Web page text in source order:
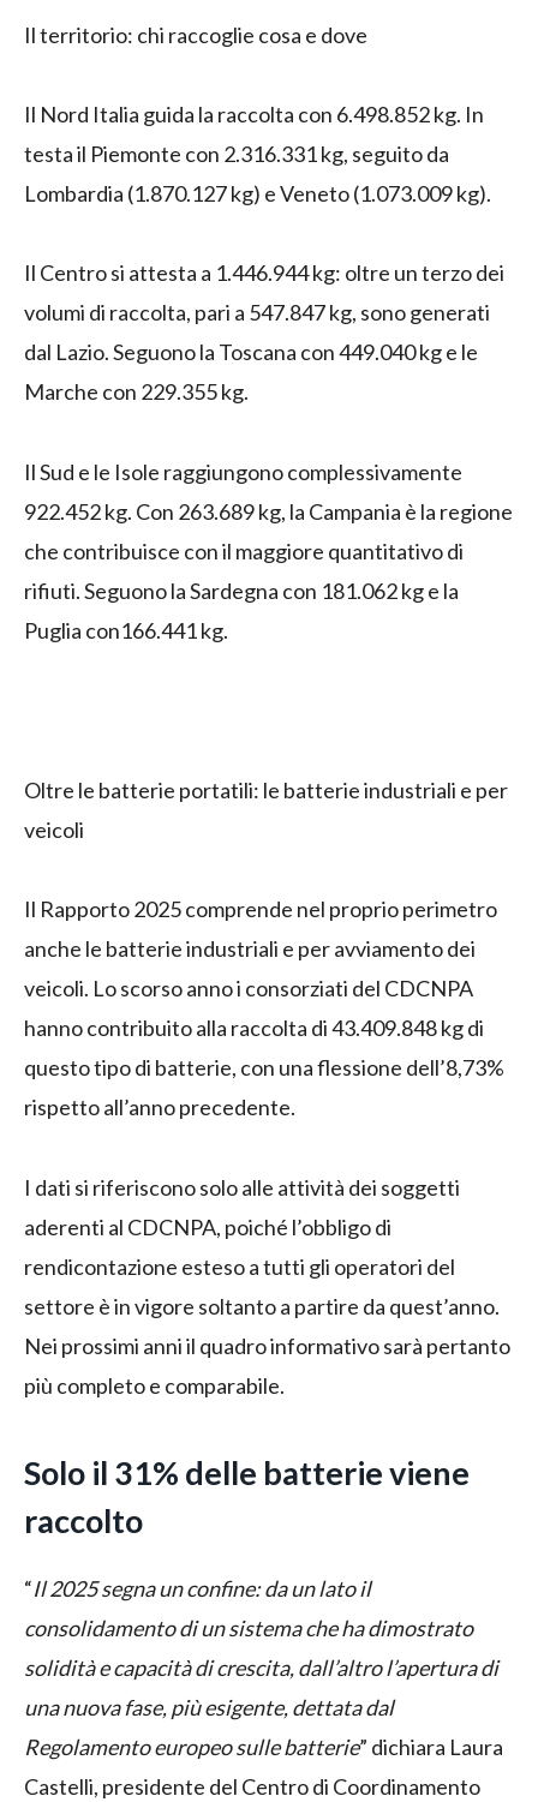
Il territorio: chi raccoglie cosa e dove
Il Nord Italia guida la raccolta con 6.498.852 kg. In
testa il Piemonte con 2.316.331 kg, seguito da
Lombardia (1.870.127 kg) e Veneto (1.073.009 kg).
Il Centro si attesta a 1.446.944 kg: oltre un terzo dei
volumi di raccolta, pari a 547.847 kg, sono generati
dal Lazio. Seguono la Toscana con 449.040 kg e le
Marche con 229.355 kg.
Il Sud e le Isole raggiungono complessivamente
922.452 kg. Con 263.689 kg, la Campania è la regione
che contribuisce con il maggiore quantitativo di
rifiuti. Seguono la Sardegna con 181.062 kg e la
Puglia con166.441 kg.
Oltre le batterie portatili: le batterie industriali e per
veicoli
Il Rapporto 2025 comprende nel proprio perimetro
anche le batterie industriali e per avviamento dei
veicoli. Lo scorso anno i consorziati del CDCNPA
hanno contribuito alla raccolta di 43.409.848 kg di
questo tipo di batterie, con una flessione dell’8,73%
rispetto all’anno precedente.
I dati si riferiscono solo alle attività dei soggetti
aderenti al CDCNPA, poiché l’obbligo di
rendicontazione esteso a tutti gli operatori del
settore è in vigore soltanto a partire da quest’anno.
Nei prossimi anni il quadro informativo sarà pertanto
più completo e comparabile.
Solo il 31% delle batterie viene
raccolto
“Il 2025 segna un confine: da un lato il
consolidamento di un sistema che ha dimostrato
solidità e capacità di crescita, dall’altro l’apertura di
una nuova fase, più esigente, dettata dal
Regolamento europeo sulle batterie” dichiara Laura
Castelli, presidente del Centro di Coordinamento